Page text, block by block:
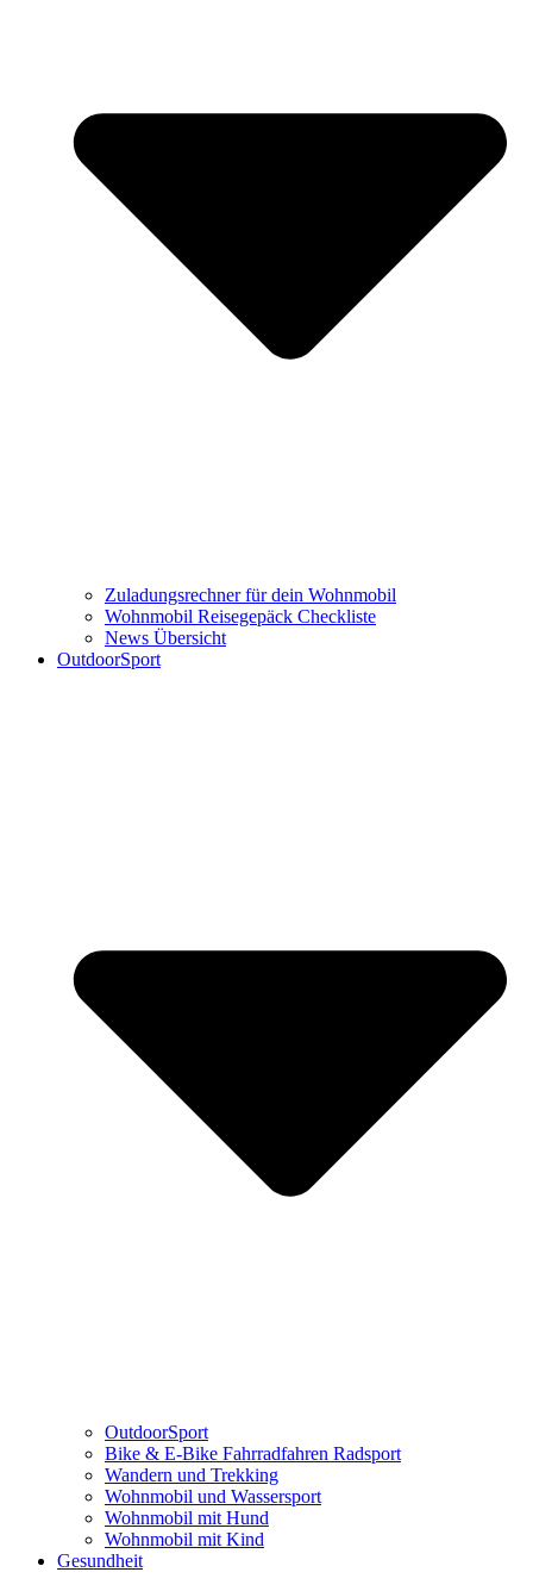
Zuladungsrechner für dein Wohnmobil
Wohnmobil Reisegepäck Checkliste
News Übersicht
OutdoorSport
OutdoorSport
Bike & E-Bike Fahrradfahren Radsport
Wandern und Trekking
Wohnmobil und Wassersport
Wohnmobil mit Hund
Wohnmobil mit Kind
Gesundheit